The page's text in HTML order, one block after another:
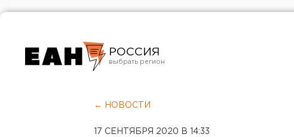
РОССИЯ
Челябинск
← НОВОСТИ
17 СЕНТЯБРЯ 2020 В 14:33